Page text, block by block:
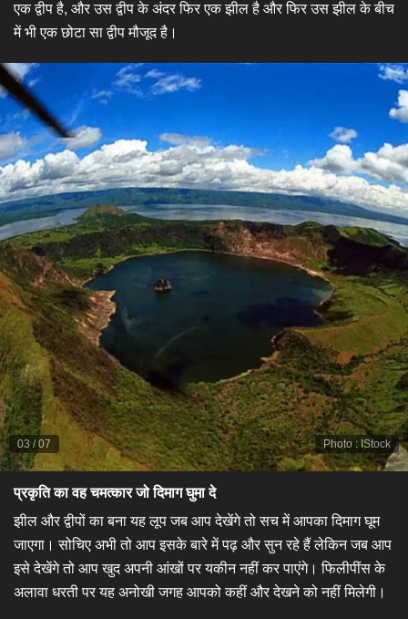
एक द्वीप है, और उस द्वीप के अंदर फिर एक झील है और फिर उस झील के बीच
में भी एक छोटा सा द्वीप मौजूद है।
Photo : IStock
03 /07
प्रकृति का वह चमत्कार जो दिमाग घुमा दे
झील और द्वीपों का बना यह लूप जब आप देखेंगे तो सच में आपका दिमाग घूम
जाएगा। सोचिए अभी तो आप इसके बारे में पढ़ और सुन रहे हैं लेकिन जब आप
इसे देखेंगे तो आप खुद अपनी आंखों पर यकीन नहीं कर पाएंगे। फिलीपींस के
अलावा धरती पर यह अनोखी जगह आपको कहीं और देखने को नहीं मिलेगी।